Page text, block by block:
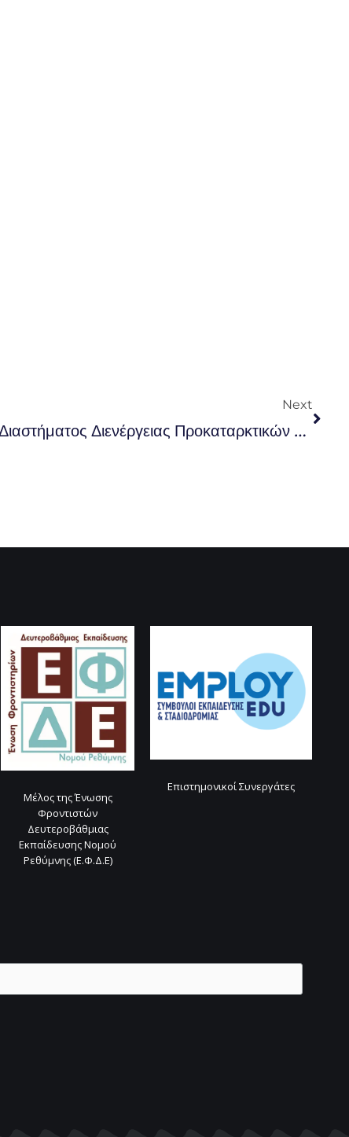
Next
Προσδιορισμός Χρονικού Διαστήματος Διενέργειας Προκαταρκτικών Εξετάσεων Για Τις Αστυνομικές Σχολές
Μέλος της Ένωσης
Φροντιστών
Δευτεροβάθμιας
Εκπαίδευσης Νομού
Ρεθύμνης (Ε.Φ.Δ.Ε)
Επιστημονικοί Συνεργάτες